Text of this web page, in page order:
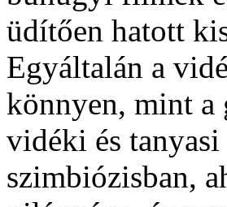
üdítően hatott
Egyáltalán a
könnyen, mint a
vidéki és tanyasi
szimbiózisban,